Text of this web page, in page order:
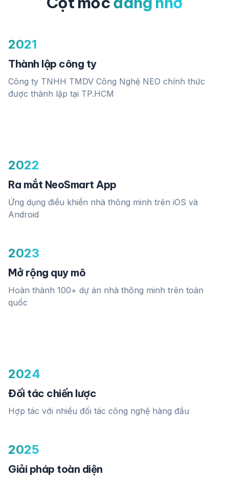
2021
Thành lập công ty
Công ty TNHH TMDV Công Nghệ NEO chính thức
được thành lập tại TP.HCM
2022
Ra mắt NeoSmart App
Ứng dụng điều khiển nhà thông minh trên iOS và
Android
2023
Mở rộng quy mô
Hoàn thành 100+ dự án nhà thông minh trên toàn
quốc
2024
Đối tác chiến lược
Hợp tác với nhiều đối tác công nghệ hàng đầu
2025
Giải pháp toàn diện